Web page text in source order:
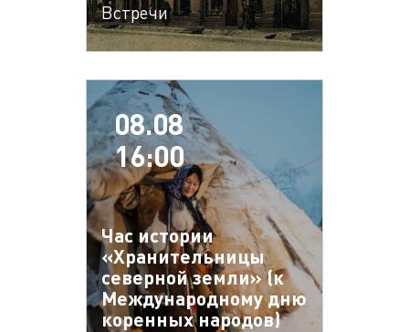
Встречи
08.08
16:00
Час истории
«Хранительницы
северной земли» (к
Международному дню
коренных народов)